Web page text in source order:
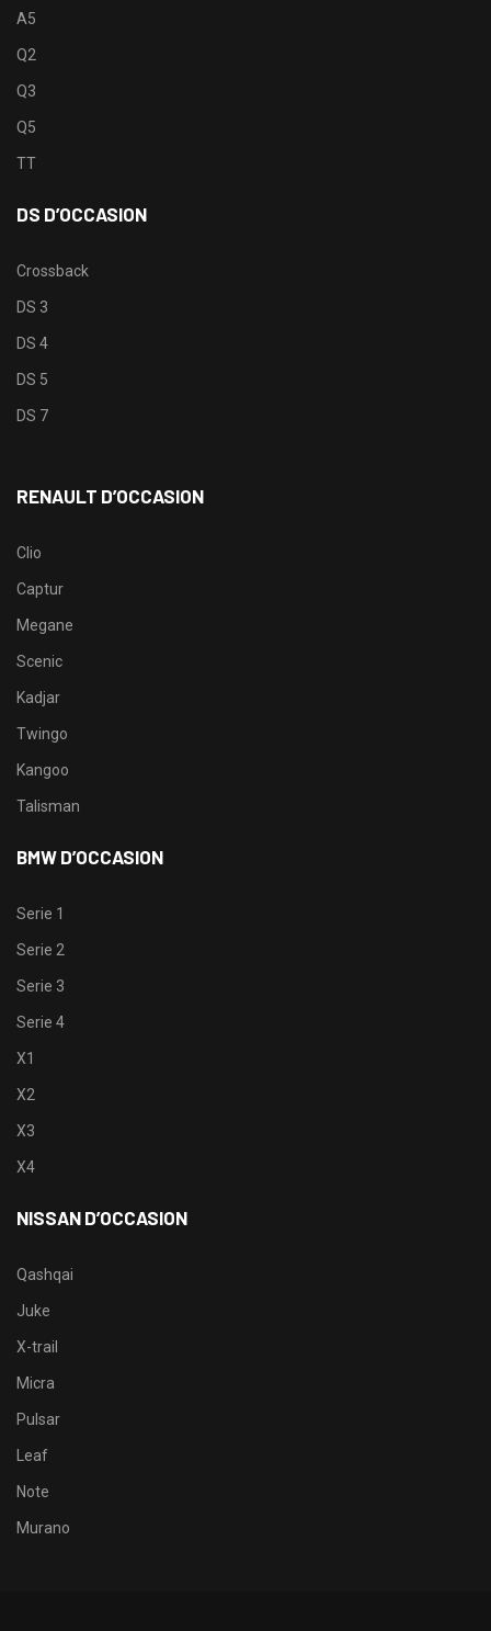
A5
Q2
Q3
Q5
TT
DS D’OCCASION
Crossback
DS 3
DS 4
DS 5
DS 7
RENAULT D’OCCASION
Clio
Captur
Megane
Scenic
Kadjar
Twingo
Kangoo
Talisman
BMW D’OCCASION
Serie 1
Serie 2
Serie 3
Serie 4
X1
X2
X3
X4
NISSAN D’OCCASION
Qashqai
Juke
X-trail
Micra
Pulsar
Leaf
Note
Murano